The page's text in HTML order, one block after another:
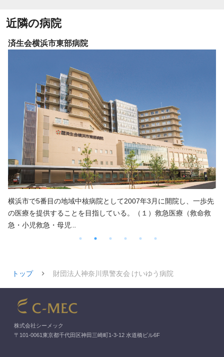
近隣の病院
一歩先
救命救
湘南藤沢徳洲会病院
2012年10月に新築移転し施設名を「茅ヶ崎徳洲会総合
「湘南藤沢徳洲会病院」に改称しました。 当院は「
とし…
トップ 財団法人神奈川県警友会 けいゆう病院
株式会社シーメック
〒101-0061東京都千代田区神田三崎町1-3-12 水道橋ビル6F